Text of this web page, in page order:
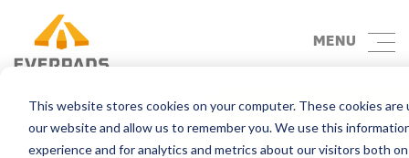
This website stores cookies on your computer. These cookies
our website and allow us to remember you. We use this
experience and for analytics and metrics about our visitors both
MENU
retour